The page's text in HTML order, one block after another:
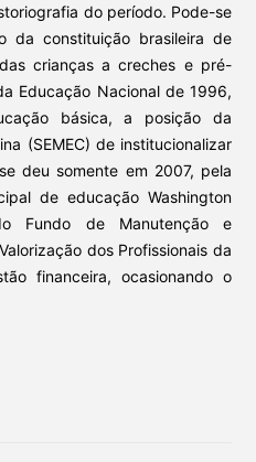
do período. Pode-se
da constituição brasileira de
crianças a creches e pré-
Educação Nacional de 1996,
básica, a posição da
(SEMEC) de institucionalizar
deu somente em 2007, pela
de educação Washington
Fundo de Manutenção e
dos Profissionais da
financeira, ocasionando o